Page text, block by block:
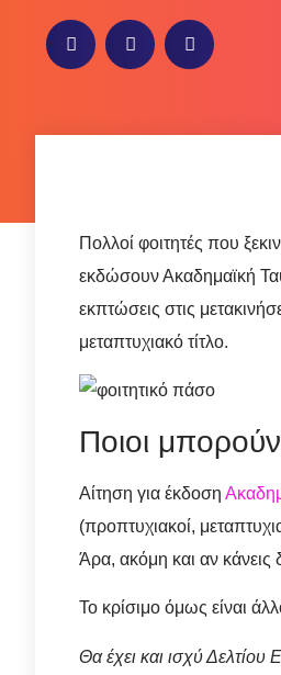
Πολλοί φοιτητές που
εκδώσουν Ακαδημαϊκή
εκπτώσεις στις
μεταπτυχιακό τίτλο.
Ποιοι
Αίτηση για έκδοση
(προπτυχιακοί,
Άρα, ακόμη και αν κάνεις
Το κρίσιμο όμως είναι
Θα έχει και ισχύ Δελτίου